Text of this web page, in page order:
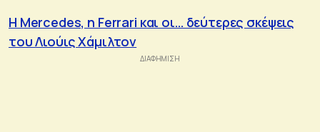
Η Mercedes, η Ferrari και οι… δεύτερες σκέψεις
του Λιούις Χάμιλτον